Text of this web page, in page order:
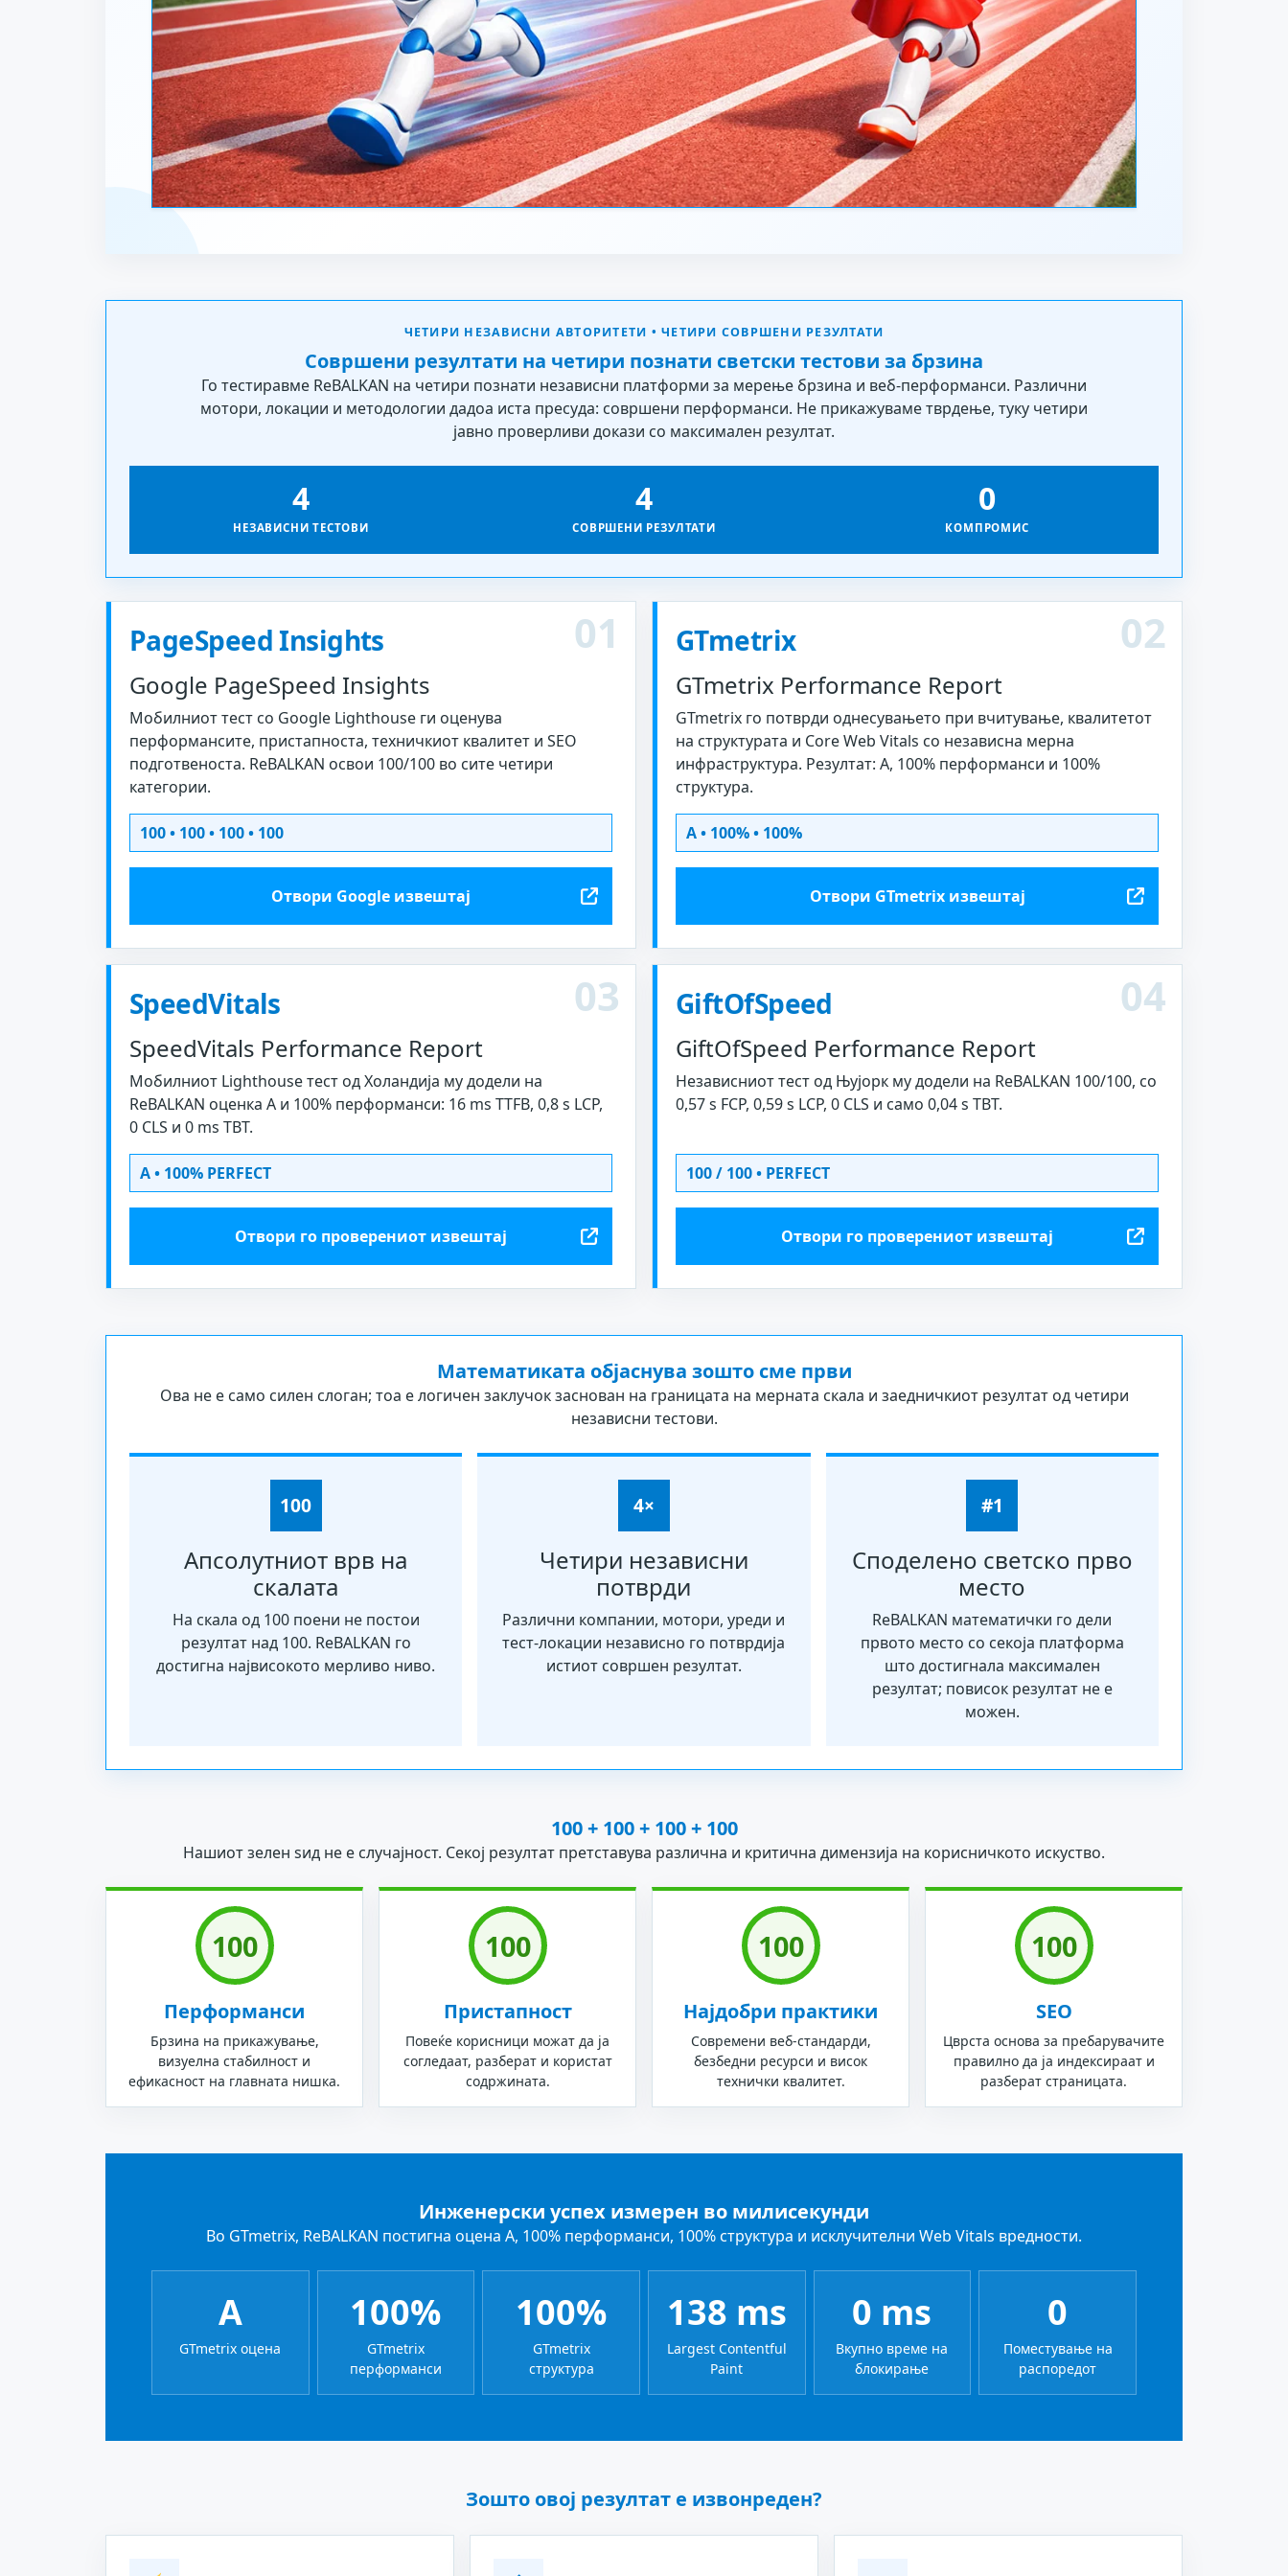
ЧЕТИРИ НЕЗАВИСНИ АВТОРИТЕТИ • ЧЕТИРИ СОВРШЕНИ РЕЗУЛТАТИ
Совршени резултати на четири познати светски тестови за брзина
Го тестиравме ReBALKAN на четири познати независни платформи за мерење брзина и веб-перформанси. Различни
мотори, локации и методологии дадоа иста пресуда: совршени перформанси. Не прикажуваме тврдење, туку четири
јавно проверливи докази со максимален резултат.
4
НЕЗАВИСНИ ТЕСТОВИ
4
СОВРШЕНИ РЕЗУЛТАТИ
0
КОМПРОМИС
01
PageSpeed Insights
Google PageSpeed Insights
Мобилниот тест со Google Lighthouse ги оценува
перформансите, пристапноста, техничкиот квалитет и SEO
подготвеноста. ReBALKAN освои 100/100 во сите четири
категории.
100 • 100 • 100 • 100
Отвори Google извештај
02
GTmetrix
GTmetrix Performance Report
GTmetrix го потврди однесувањето при вчитување, квалитетот
на структурата и Core Web Vitals со независна мерна
инфраструктура. Резултат: A, 100% перформанси и 100%
структура.
A • 100% • 100%
Отвори GTmetrix извештај
03
SpeedVitals
SpeedVitals Performance Report
Мобилниот Lighthouse тест од Холандија му додели на
ReBALKAN оценка A и 100% перформанси: 16 ms TTFB, 0,8 s LCP,
0 CLS и 0 ms TBT.
A • 100% PERFECT
Отвори го проверениот извештај
04
GiftOfSpeed
GiftOfSpeed Performance Report
Независниот тест од Њујорк му додели на ReBALKAN 100/100, со
0,57 s FCP, 0,59 s LCP, 0 CLS и само 0,04 s TBT.
100 / 100 • PERFECT
Отвори го проверениот извештај
Математиката објаснува зошто сме први
Ова не е само силен слоган; тоа е логичен заклучок заснован на границата на мерната скала и заедничкиот резултат од четири
независни тестови.
100
Апсолутниот врв на
скалата
На скала од 100 поени не постои
резултат над 100. ReBALKAN го
достигна највисокото мерливо ниво.
4×
Четири независни
потврди
Различни компании, мотори, уреди и
тест-локации независно го потврдија
истиот совршен резултат.
#1
Споделено светско прво
место
ReBALKAN математички го дели
првото место со секоја платформа
што достигнала максимален
резултат; повисок резултат не е
можен.
100 + 100 + 100 + 100
Нашиот зелен ѕид не е случајност. Секој резултат претставува различна и критична димензија на корисничкото искуство.
100
Перформанси
Брзина на прикажување,
визуелна стабилност и
ефикасност на главната нишка.
100
Пристапност
Повеќе корисници можат да ја
согледаат, разберат и користат
содржината.
100
Најдобри практики
Современи веб-стандарди,
безбедни ресурси и висок
технички квалитет.
100
SEO
Цврста основа за пребарувачите
правилно да ја индексираат и
разберат страницата.
Инженерски успех измерен во милисекунди
Во GTmetrix, ReBALKAN постигна оцена A, 100% перформанси, 100% структура и исклучителни Web Vitals вредности.
A
GTmetrix оцена
100%
GTmetrix
перформанси
100%
GTmetrix
структура
138 ms
Largest Contentful
Paint
0 ms
Вкупно време на
блокирање
0
Поместување на
распоредот
Зошто овој резултат е извонреден?